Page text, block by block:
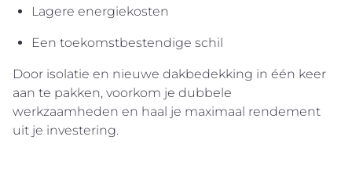
Lagere energiekosten
Een toekomstbestendige schil
Door isolatie en nieuwe dakbedekking in één keer
aan te pakken, voorkom je dubbele
werkzaamheden en haal je maximaal rendement
uit je investering.